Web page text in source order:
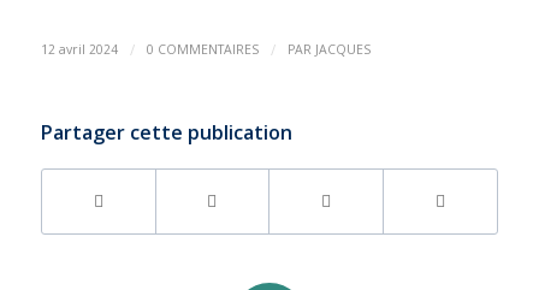
12 avril 2024 / 0 COMMENTAIRES / PAR JACQUES
Partager cette publication